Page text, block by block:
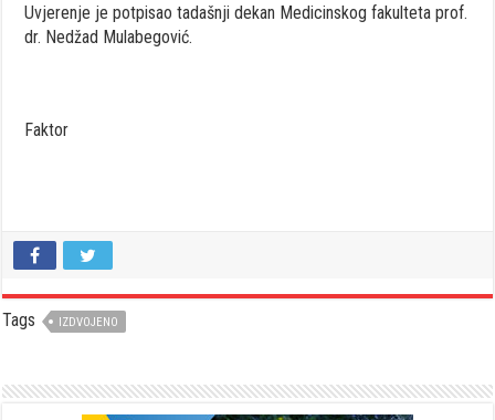
Uvjerenje je potpisao tadašnji dekan Medicinskog fakulteta prof.
dr. Nedžad Mulabegović.
Faktor
Tags IZDVOJENO